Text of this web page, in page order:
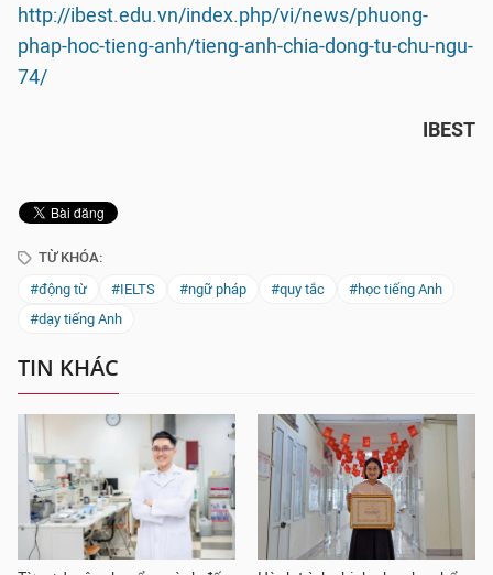
http://ibest.edu.vn/index.php/vi/news/phuong-
phap-hoc-tieng-anh/tieng-anh-chia-dong-tu-chu-ngu-
74/
IBEST
TỪ KHÓA:
#động từ
#IELTS #ngữ pháp #quy tắc
#học tiếng Anh
#dạy tiếng Anh
TIN KHÁC